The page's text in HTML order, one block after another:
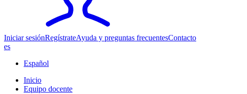
Iniciar sesiónRegístrateAyuda y preguntas frecuentesContacto
es
Español
Inicio
Equipo docente